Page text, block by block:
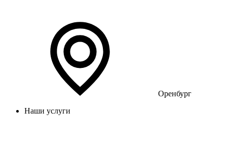
Оренбург
Наши услуги